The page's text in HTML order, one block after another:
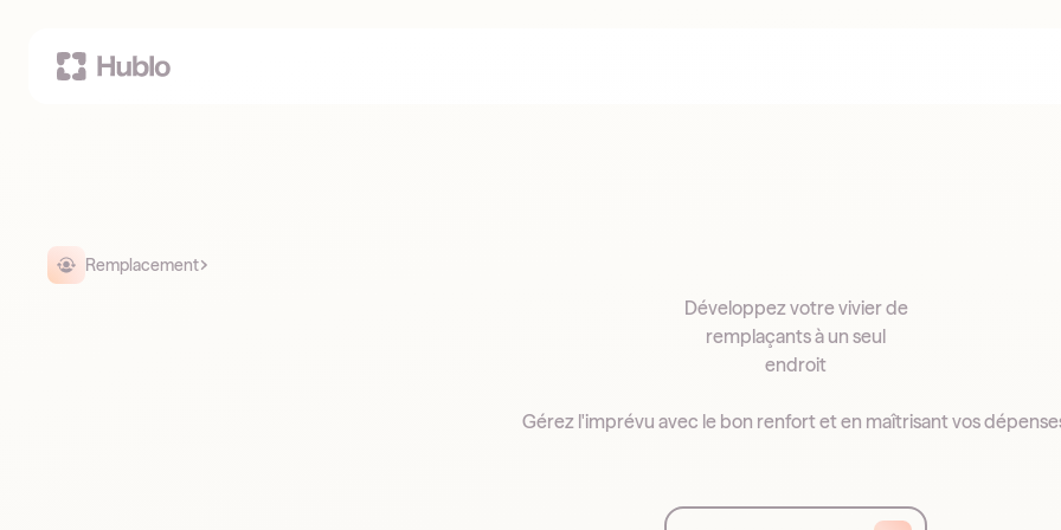
Remplacement
Développez votre vivier de
remplaçants à un seul
endroit
Gérez l'imprévu avec le bon renfort et en maîtrisant vos